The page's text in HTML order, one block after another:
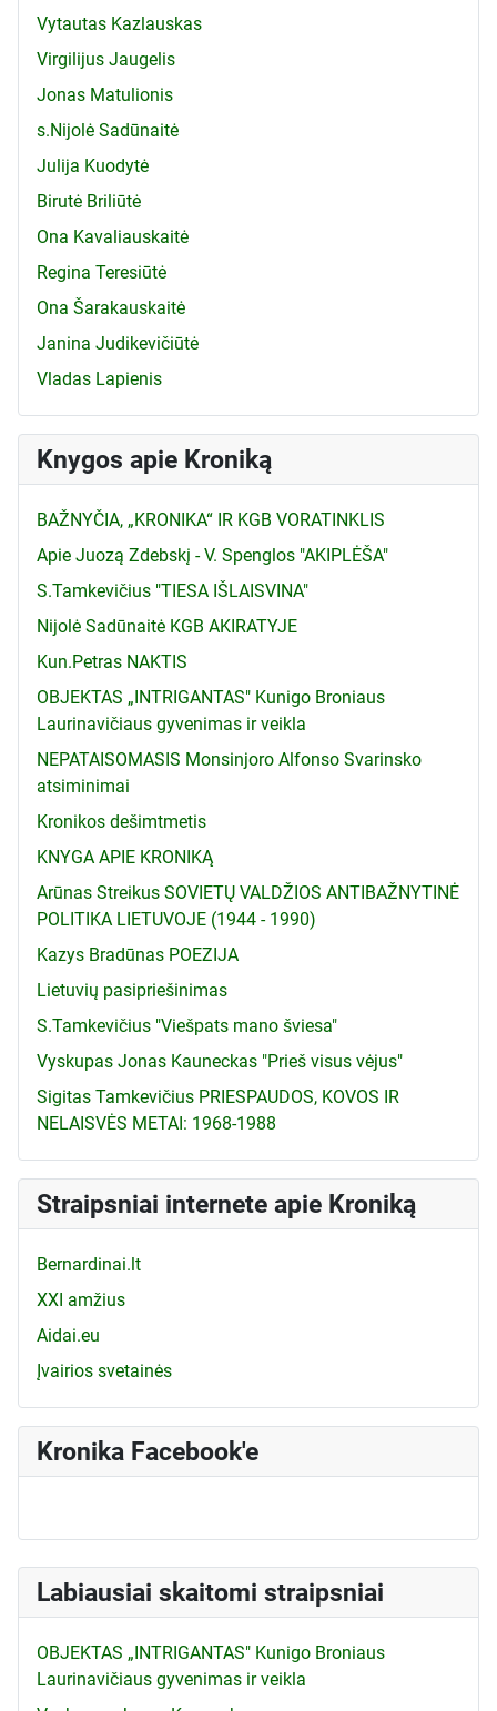
Vytautas Kazlauskas
Virgilijus Jaugelis
Jonas Matulionis
s.Nijolė Sadūnaitė
Julija Kuodytė
Birutė Briliūtė
Ona Kavaliauskaitė
Regina Teresiūtė
Ona Šarakauskaitė
Janina Judikevičiūtė
Vladas Lapienis
Knygos apie Kroniką
BAŽNYČIA, „KRONIKA“ IR KGB VORATINKLIS
Apie Juozą Zdebskį - V. Spenglos "AKIPLĖŠA"
S.Tamkevičius "TIESA IŠLAISVINA"
Nijolė Sadūnaitė KGB AKIRATYJE
Kun.Petras NAKTIS
OBJEKTAS „INTRIGANTAS" Kunigo Broniaus
Laurinavičiaus gyvenimas ir veikla
NEPATAISOMASIS Monsinjoro Alfonso Svarinsko
atsiminimai
Kronikos dešimtmetis
KNYGA APIE KRONIKĄ
Arūnas Streikus SOVIETŲ VALDŽIOS ANTIBAŽNYTINĖ
POLITIKA LIETUVOJE (1944 - 1990)
Kazys Bradūnas POEZIJA
Lietuvių pasipriešinimas
S.Tamkevičius "Viešpats mano šviesa"
Vyskupas Jonas Kauneckas "Prieš visus vėjus"
Sigitas Tamkevičius PRIESPAUDOS, KOVOS IR
NELAISVĖS METAI: 1968-1988
Straipsniai internete apie Kroniką
Bernardinai.lt
XXI amžius
Aidai.eu
Įvairios svetainės
Kronika Facebook'e
Labiausiai skaitomi straipsniai
OBJEKTAS „INTRIGANTAS" Kunigo Broniaus
Laurinavičiaus gyvenimas ir veikla